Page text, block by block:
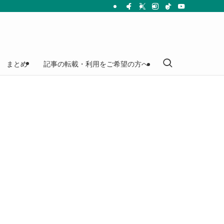
まとめ 記事の転載・利用をご希望の方へ